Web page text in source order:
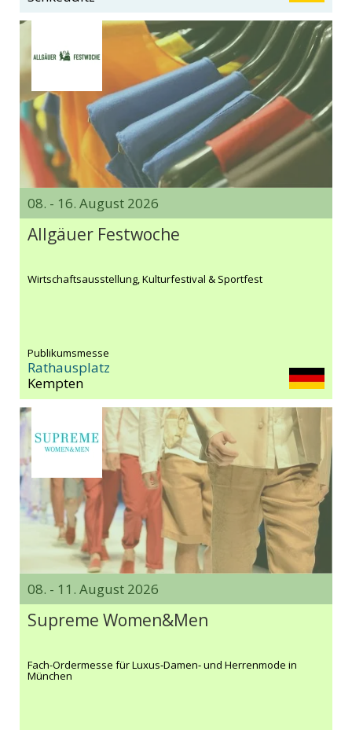
08. - 16. August 2026
Allgäuer Festwoche
Wirtschaftsausstellung, Kulturfestival & Sportfest
Publikumsmesse
Rathausplatz
Kempten
08. - 11. August 2026
Supreme Women&Men
Fach-Ordermesse für Luxus‑Damen‑ und Herrenmode in
München